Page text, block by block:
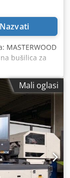
Nazvati
MASTERWOOD
bušilica za
– CE
mm Uzdužni
3 KS
elementa 170
površina 140 x
Pneumatsko
60 mm
1000 x 850 x
Mali oglasi